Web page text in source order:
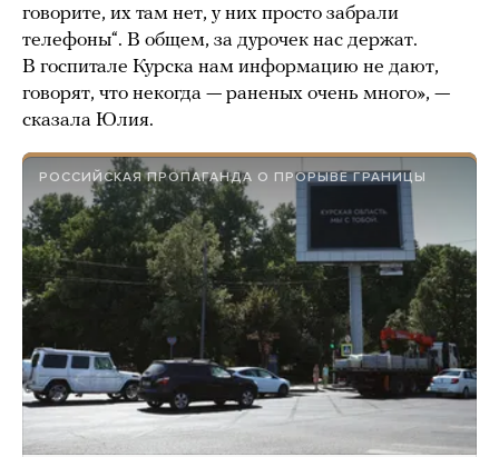
говорите, их там нет, у них просто забрали
телефоны“. В общем, за дурочек нас держат.
В госпитале Курска нам информацию не дают,
говорят, что некогда — раненых очень много», —
сказала Юлия.
РОССИЙСКАЯ ПРОПАГАНДА О ПРОРЫВЕ ГРАНИЦЫ